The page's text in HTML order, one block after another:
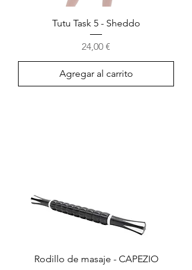
Tutu Task 5 - Sheddo
Precio
24,00 €
Agregar al carrito
Rodillo de masaje - CAPEZIO